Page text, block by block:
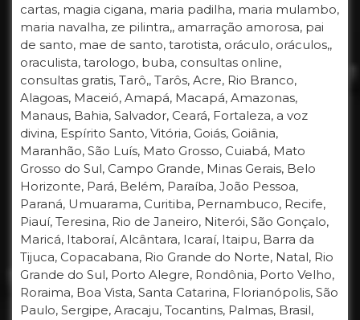
cartas, magia cigana, maria padilha, maria mulambo,
maria navalha, ze pilintra,, amarração amorosa, pai
de santo, mae de santo, tarotista, oráculo, oráculos,,
oraculista, tarologo, buba, consultas online,
consultas gratis, Tarô,, Tarôs, Acre, Rio Branco,
Alagoas, Maceió, Amapá, Macapá, Amazonas,
Manaus, Bahia, Salvador, Ceará, Fortaleza, a voz
divina, Espírito Santo, Vitória, Goiás, Goiânia,
Maranhão, São Luís, Mato Grosso, Cuiabá, Mato
Grosso do Sul, Campo Grande, Minas Gerais, Belo
Horizonte, Pará, Belém, Paraíba, João Pessoa,
Paraná, Umuarama, Curitiba, Pernambuco, Recife,
Piauí, Teresina, Rio de Janeiro, Niterói, São Gonçalo,
Maricá, Itaboraí, Alcântara, Icaraí, Itaipu, Barra da
Tijuca, Copacabana, Rio Grande do Norte, Natal, Rio
Grande do Sul, Porto Alegre, Rondônia, Porto Velho,
Roraima, Boa Vista, Santa Catarina, Florianópolis, São
Paulo, Sergipe, Aracaju, Tocantins, Palmas, Brasil,